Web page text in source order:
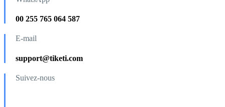
00 255 765 064 587
E-mail
support@tiketi.com
Suivez-nous